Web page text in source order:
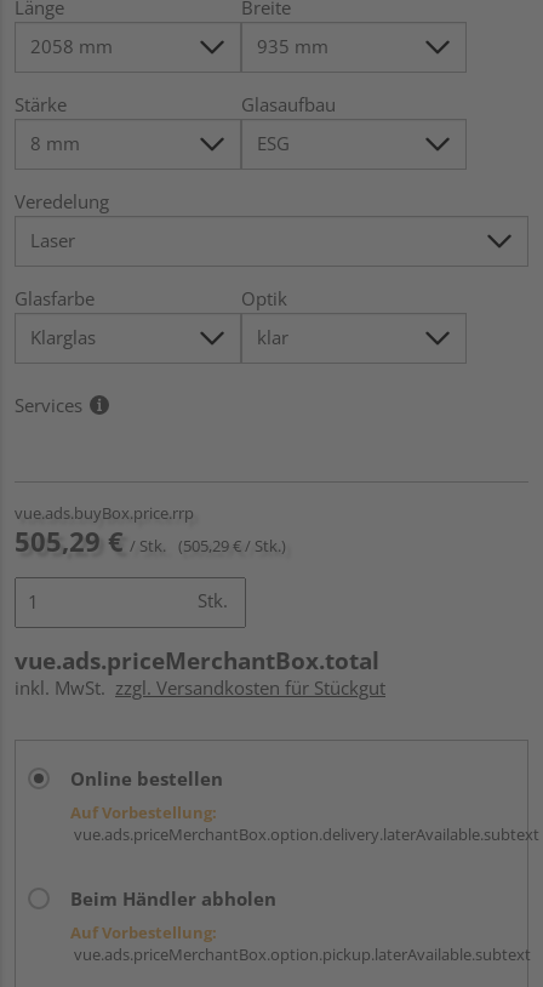
Länge Breite
Stärke Glasaufbau
Veredelung
Glasfarbe Optik
Services
vue.ads.buyBox.price.rrp
505,29 € / Stk. (505,29 € / Stk.)
Stk.
vue.ads.priceMerchantBox.total
inkl. MwSt. zzgl. Versandkosten für Stückgut
Online bestellen
Auf Vorbestellung:
vue.ads.priceMerchantBox.option.delivery.laterAvailable.subtext
Beim Händler abholen
Auf Vorbestellung:
vue.ads.priceMerchantBox.option.pickup.laterAvailable.subtext